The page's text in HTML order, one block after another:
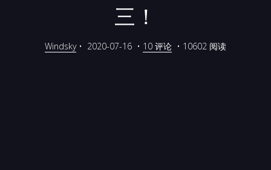
三！
Windsky• 2020-07-16 • 10 评论 • 10602 阅读